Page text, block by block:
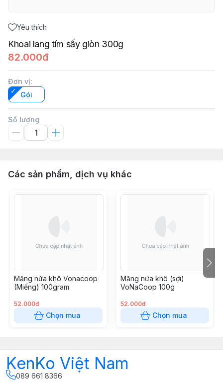
Yêu thích
Khoai lang tím sấy giòn 300g
82.000đ
Đơn vị:
Gói
Số lượng
Các sản phẩm, dịch vụ khác
Măng nứa khô Vonacoop
(Miếng) 100gram
52.000đ
Chọn mua
Măng nứa khô (sợi)
VoNaCoop 100g
52.000đ
Chọn mua
KenKo Việt Nam
089 661 8366